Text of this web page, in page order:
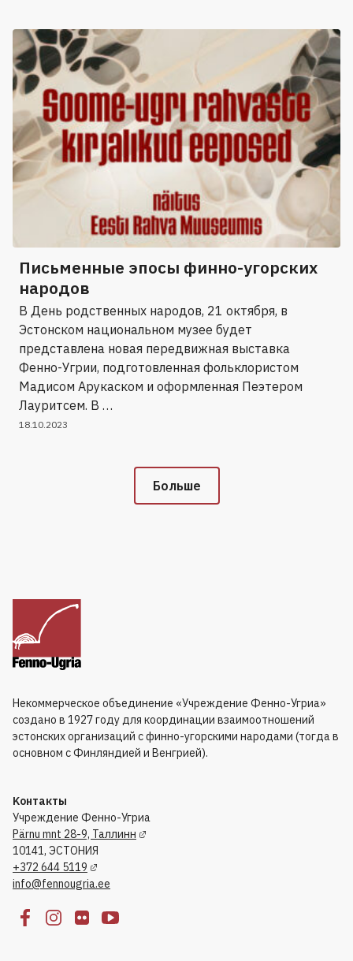
Письменные эпосы финно-угорских
народов
В День родственных народов, 21 октября, в
Эстонском национальном музее будет
представлена ​​новая передвижная выставка
Фенно-Угрии, подготовленная фольклористом
Мадисом Арукаском и оформленная Пеэтером
Лауритсем. В …
18.10.2023
Больше
Некоммерческое объединение «Учреждение Фенно-Угриа»
создано в 1927 году для координации взаимоотношений
эстонских организаций с финно-угорскими народами (тогда в
основном с Финляндией и Венгрией).
Kонтакты
Учреждение Фенно-Угриа
Pärnu mnt 28-9, Таллинн
10141, ЭСТОНИЯ
+372 644 5119
info@fennougria.ee